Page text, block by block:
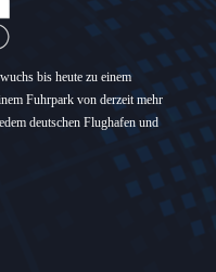
bis heute zu einem
Fuhrpark von derzeit mehr
deutschen Flughafen und